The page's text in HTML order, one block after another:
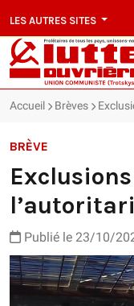
LES AUTRES SITES
Accueil Brèves
BRÈVE
Publié le 23/10/